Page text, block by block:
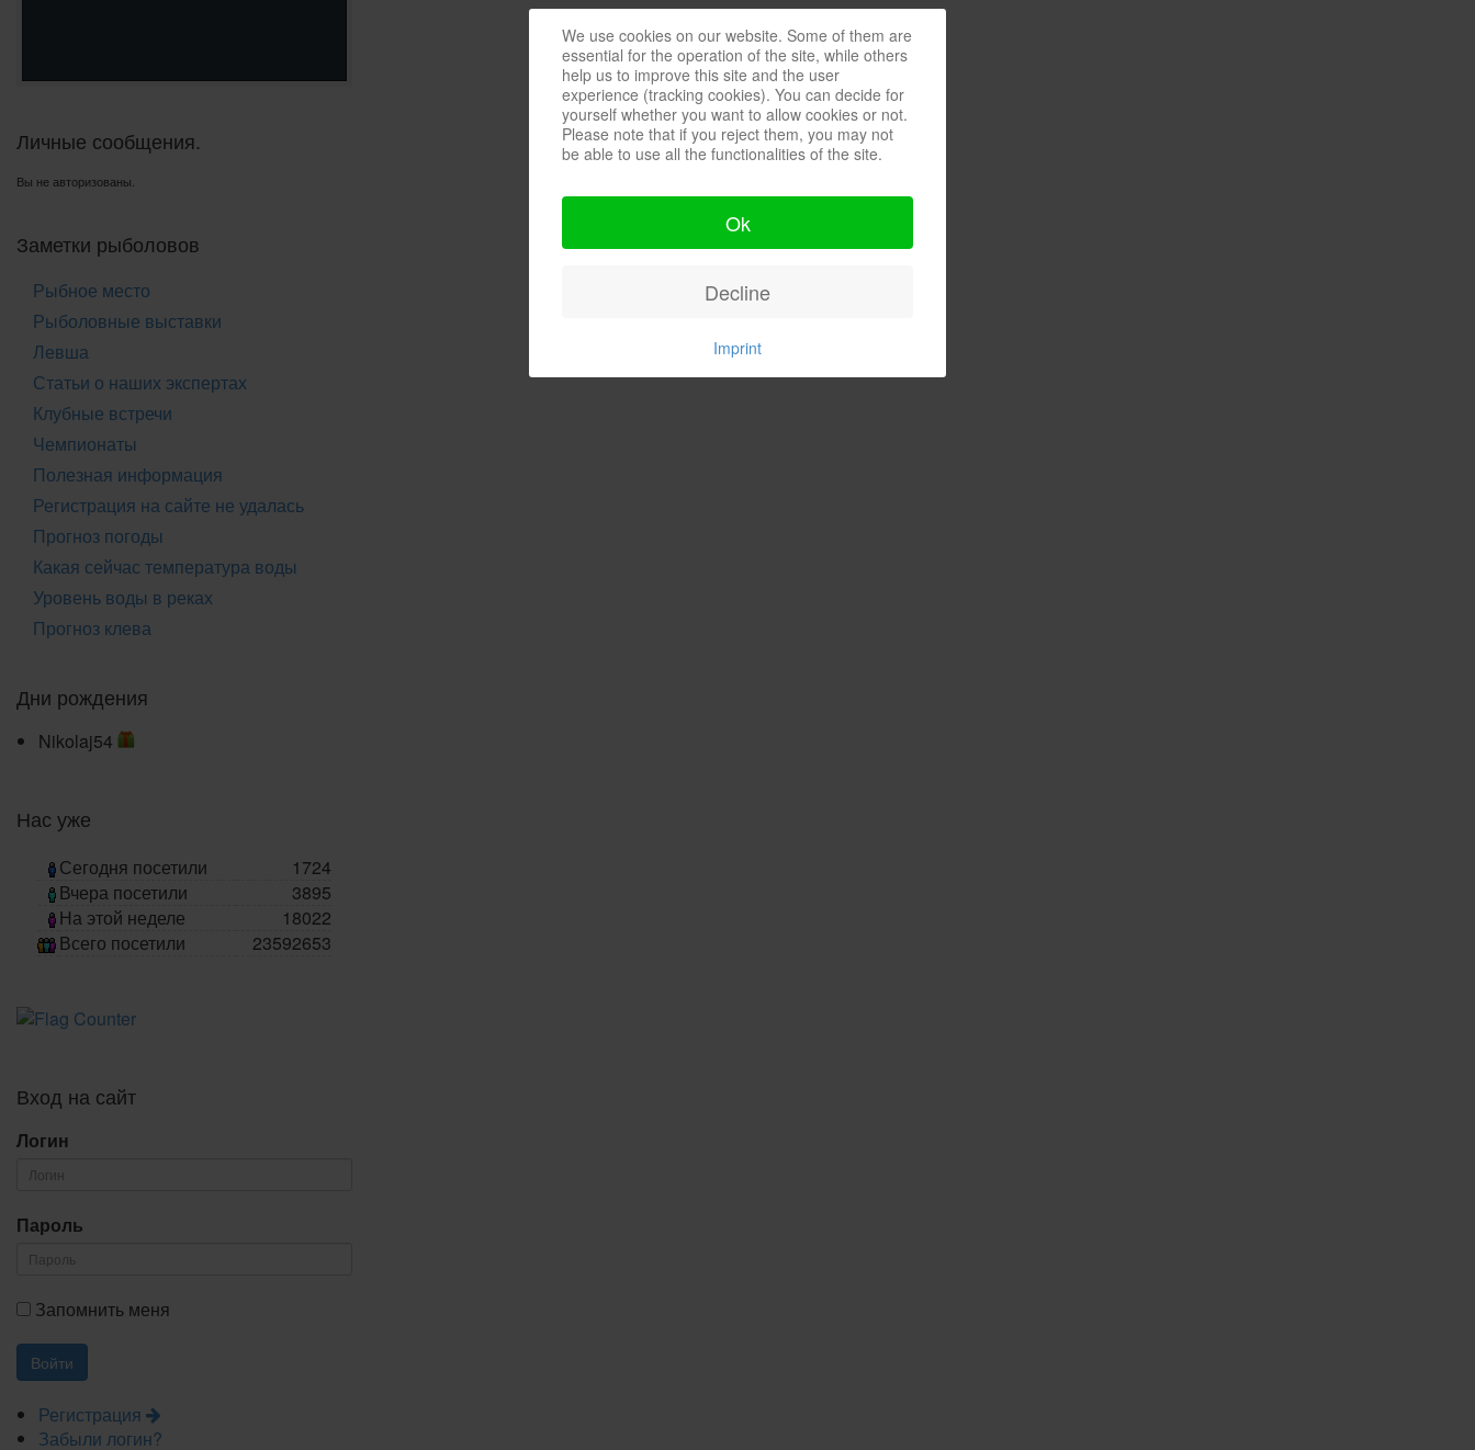
Личные сообщения.
Вы не авторизованы.
Заметки рыболовов
Рыбное место
Рыболовные выставки
Левша
Статьи о наших экспертах
Клубные встречи
Чемпионаты
Полезная информация
Регистрация на сайте не удалась
Прогноз погоды
Какая сейчас температура воды
Уровень воды в реках
Прогноз клева
Дни рождения
Nikolaj54
Нас уже
Сегодня посетили
1724
Вчера посетили
3895
На этой неделе
18022
Всего посетили
23592653
Вход на сайт
Логин
Пароль
Запомнить меня
Регистрация
Забыли логин?
We use cookies on our website. Some of them are
essential for the operation of the site, while others
help us to improve this site and the user
experience (tracking cookies). You can decide for
yourself whether you want to allow cookies or not.
Please note that if you reject them, you may not
be able to use all the functionalities of the site.
Ok
Decline
Imprint